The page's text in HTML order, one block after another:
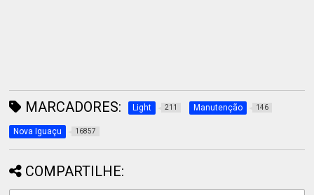
MARCADORES: Light 211 Manutenção 146
Nova Iguaçu 16857
COMPARTILHE: